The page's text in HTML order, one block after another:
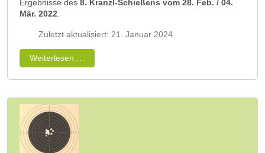
Ergebnisse des 8. Kranzl-Schießens vom 28. Feb. / 04.
Mär. 2022
Zuletzt aktualisiert: 21. Januar 2024
Weiterlesen …